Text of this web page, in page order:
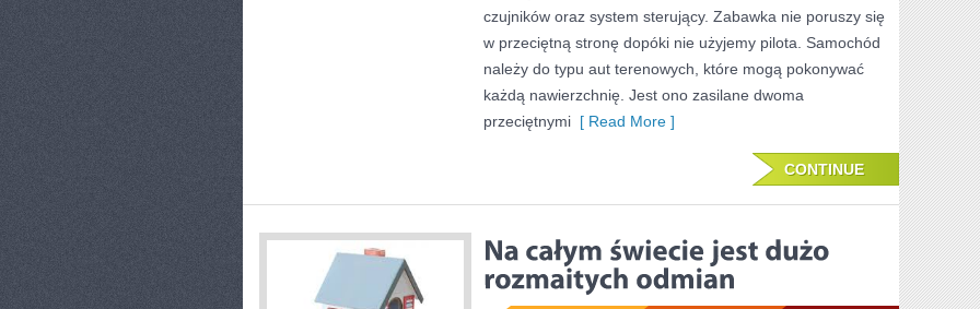
KTÓRA
DOTYCHCZAS
POJAWIŁA
PÓŁKACH
W
PUNKCIE
SPRZEDAŻY
czujników oraz system sterujący. Zabawka nie poruszy się
w przeciętną stronę dopóki nie użyjemy pilota. Samochód
należy do typu aut terenowych, które mogą pokonywać
każdą nawierzchnię. Jest ono zasilane dwoma
przeciętnymi [ Read More ]
CONTINUE